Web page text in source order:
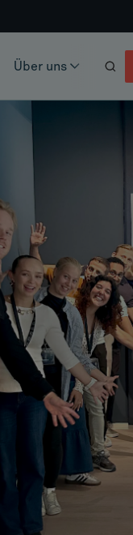
Über uns